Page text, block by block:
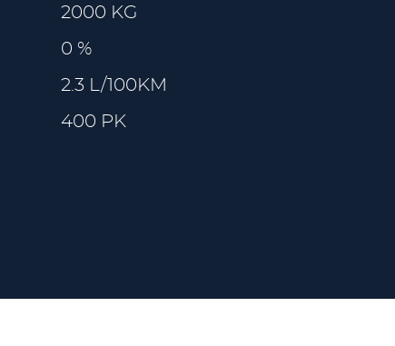
2000 KG
0 %
2.3 L/100KM
400 PK